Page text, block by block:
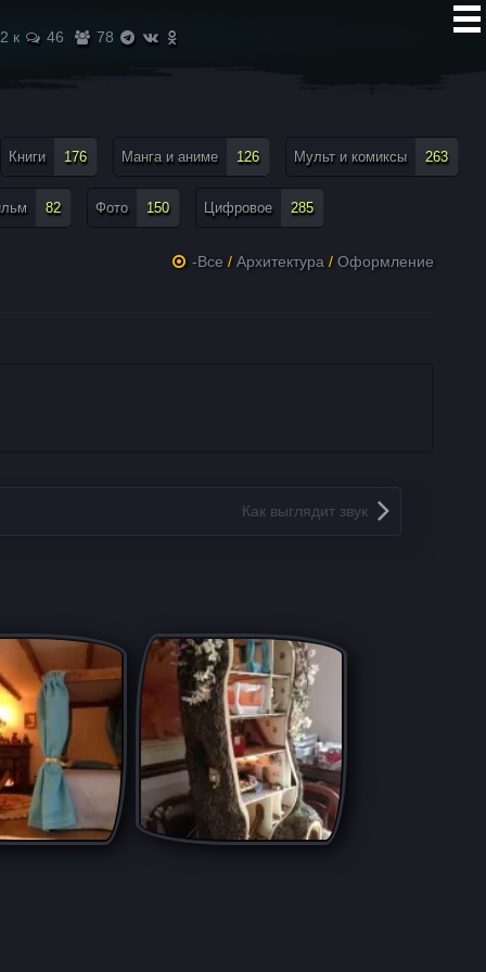
2 к 46 78
Книги 176 Манга и аниме 126 Мульт и комиксы 263
82 Фото 150 Цифровое 285
-Все / Архитектура / Оформление
Как выглядит звук